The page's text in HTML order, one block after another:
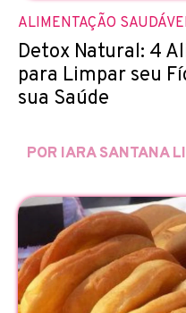
ALIMENTAÇÃO
Detox Natural: 4
para Limpar seu
sua Saúde
POR IARA SANTANA